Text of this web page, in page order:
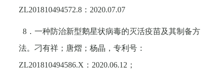
ZL201810494572.8： 2020.07.07
8．一种防治新型鹅星状病毒的灭活疫苗及其制备方
法。刁有祥；唐熠；杨晶，专利号：
ZL201810494586.X ： 2020.06.12 ；